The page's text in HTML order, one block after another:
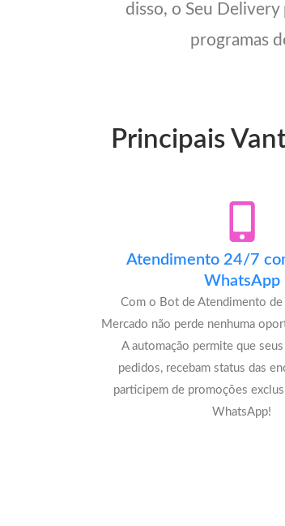
disso, o Seu
programas
Principais
Atendimento 24/7
WhatsApp
Com o Bot de Atendimento
Mercado não perde nenhuma
A automação permite que
pedidos, recebam status das
participem de promoções
WhatsApp!